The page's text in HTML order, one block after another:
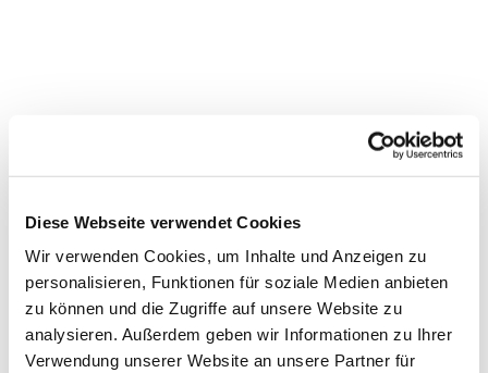
Diese Webseite verwendet Cookies
Wir verwenden Cookies, um Inhalte und Anzeigen zu
personalisieren, Funktionen für soziale Medien anbieten
zu können und die Zugriffe auf unsere Website zu
analysieren. Außerdem geben wir Informationen zu Ihrer
Verwendung unserer Website an unsere Partner für